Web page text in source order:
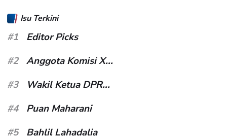
Isu Terkini
#1
Editor Picks
#2
Anggota Komisi X...
#3
Wakil Ketua DPR...
#4
Puan Maharani
#5
Bahlil Lahadalia